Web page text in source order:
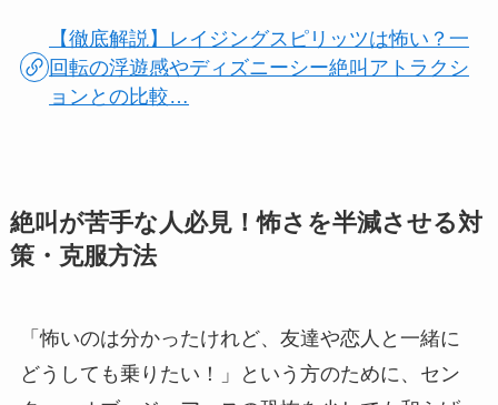
【徹底解説】レイジングスピリッツは怖い？一
回転の浮遊感やディズニーシー絶叫アトラクシ
ョンとの比較…
絶叫が苦手な人必見！怖さを半減させる対
策・克服方法
「怖いのは分かったけれど、友達や恋人と一緒に
どうしても乗りたい！」という方のために、セン